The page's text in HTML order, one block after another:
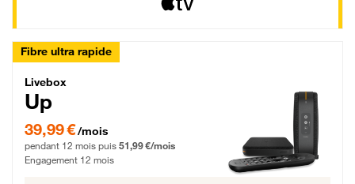
Fibre ultra rapide
Livebox Up Fibre
Livebox
Up
39,99 € par mois pendant 12 mois puis 51,99 € par mois, Engagement 12 mois
39,99 €/mois
pendant 12 mois puis 51,99 €/mois
Engagement 12 mois